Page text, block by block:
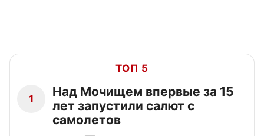
ТОП 5
1
Над Мочищем впервые за 15
лет запустили салют с
самолетов